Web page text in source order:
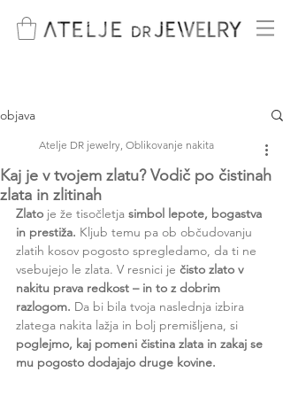
objava
Kaj je v tvojem zlatu? Vodič po čistinah
zlata in zlitinah
Atelje DR jewelry, Oblikovanje nakita
Zlato je že tisočletja simbol lepote, bogastva
in prestiža. Kljub temu pa ob občudovanju
zlatih kosov pogosto spregledamo, da ti ne
vsebujejo le zlata. V resnici je čisto zlato v
nakitu prava redkost – in to z dobrim
razlogom. Da bi bila tvoja naslednja izbira
zlatega nakita lažja in bolj premišljena, si
poglejmo, kaj pomeni čistina zlata in zakaj se
mu pogosto dodajajo druge kovine.